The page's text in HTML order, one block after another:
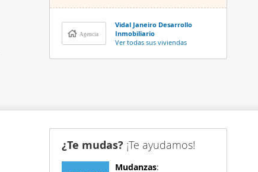
Agencia
Vidal Janeiro Desarrollo
Inmobiliario
Ver todas sus viviendas
¿Te mudas? ¡Te ayudamos!
Mudanzas: